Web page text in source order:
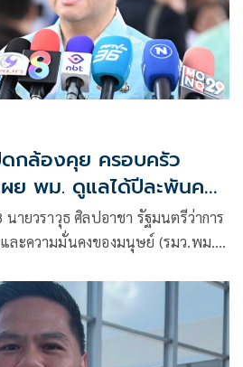
ดกล้องคุย ครอบครัว
ย พม. ดูแลได้ปีละพันคน
น
ายวราวุธ ศิลปอาชา รัฐมนตรีว่าการ
ละความมั่นคงของมนุษย์ (รมว.พม.)
มีประชากรผู้สูงอายุจำนวน 13.60
งประชากรทั้งประเทศ ซึ่งคาดว่าจะมี
งต่อเนื่องและรวดเร็ว เฉลี่ยปีละ